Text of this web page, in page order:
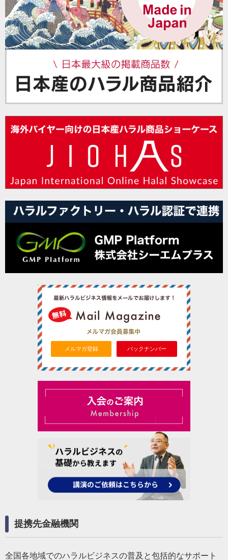
メルマガ登録 バックナンバー
提携先金融機関
全国各地域でのハラルビジネスの普及と包括的なサポート